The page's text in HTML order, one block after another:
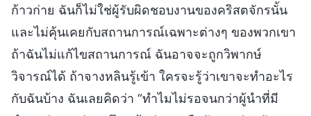
ก้าวก่าย ฉันก็ไม่ใช่ผู้รับผิดชอบงานของคริสตจักรนั้น
และไม่คุ้นเคยกับสถานการณ์เฉพาะต่างๆ ของพวกเขา
ถ้าฉันไม่แก้ไขสถานการณ์ ฉันอาจจะถูกวิพากษ์
วิจารณ์ได้ ถ้าจางหลินรู้เข้า ใครจะรู้ว่าเขาจะทำอะไร
กับฉันบ้าง ฉันเลยคิดว่า “ทำไมไม่รอจนกว่าผู้นำที่มี